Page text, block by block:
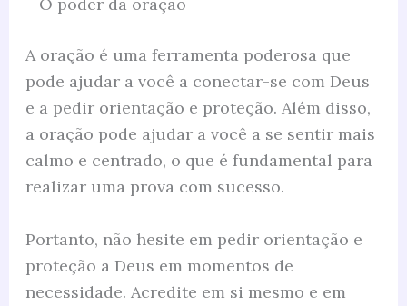
A oração é uma ferramenta poderosa que
pode ajudar a você a conectar-se com Deus
e a pedir orientação e proteção. Além disso,
a oração pode ajudar a você a se sentir mais
calmo e centrado, o que é fundamental para
realizar uma prova com sucesso.
Portanto, não hesite em pedir orientação e
proteção a Deus em momentos de
necessidade. Acredite em si mesmo e em